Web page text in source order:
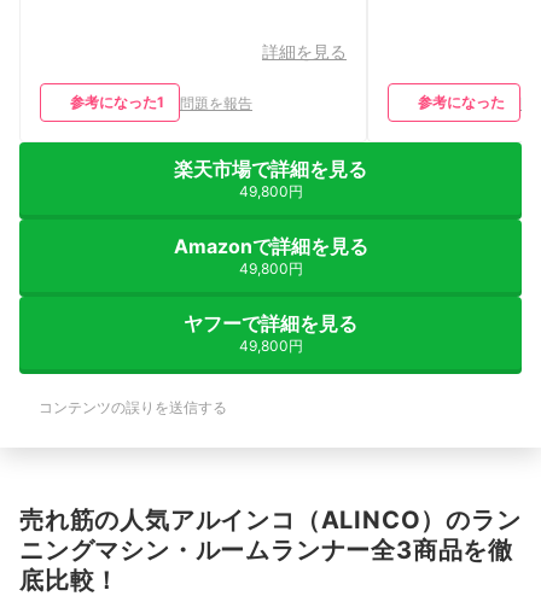
詳細を見る
参考になった1 問題を報告 参考になった
楽天市場で詳細を見る
49,800円
Amazonで詳細を見る
49,800円
ヤフーで詳細を見る
49,800円
コンテンツの誤りを送信する
売れ筋の人気アルインコ（ALINCO）のラン
ニングマシン・ルームランナー全3商品を徹
底比較！